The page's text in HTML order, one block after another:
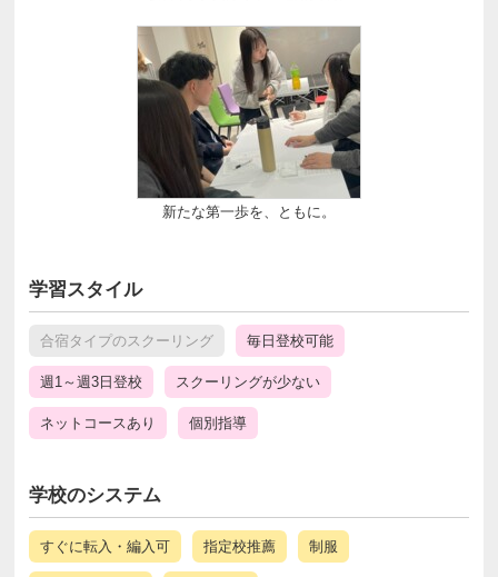
新たな第一歩を、ともに。
学習スタイル
合宿タイプのスクーリング 毎日登校可能
週1～週3日登校 スクーリングが少ない
ネットコースあり 個別指導
学校のシステム
すぐに転入・編入可 指定校推薦 制服